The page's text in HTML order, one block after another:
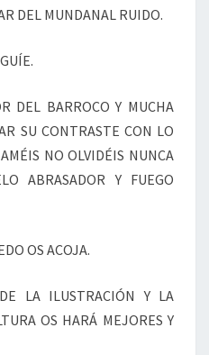
DEL MUNDANAL RUIDO.
DEL BARROCO Y MUCHA
SU CONTRASTE CON LO
NO OLVIDÉIS NUNCA
ABRASADOR Y FUEGO
OS ACOJA.
LA ILUSTRACIÓN Y LA
OS HARÁ MEJORES Y